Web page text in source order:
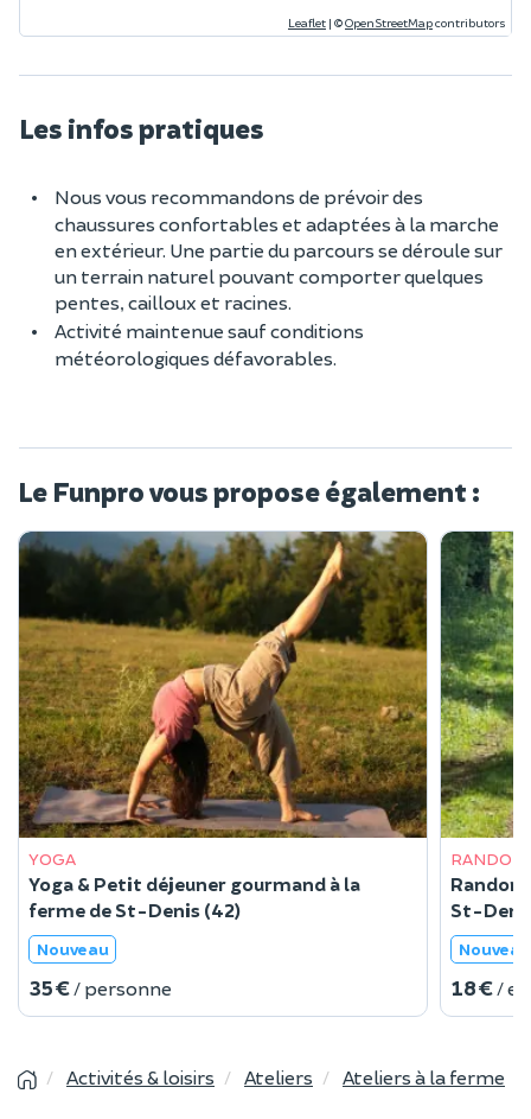
Leaflet | ©OpenStreetMapcontributors
Les infos pratiques
Nous vous recommandons de prévoir des
chaussures confortables et adaptées à la marche
en extérieur. Une partie du parcours se déroule sur
un terrain naturel pouvant comporter quelques
pentes, cailloux et racines.
Activité maintenue sauf conditions
météorologiques défavorables.
Le Funpro vous propose également :
YOGA
Yoga & Petit déjeuner gourmand à la
ferme de St-Denis (42)
Nouveau
35 € / personne
St-
Nouveau
18 € /
Activités & loisirs Ateliers Ateliers à la ferme